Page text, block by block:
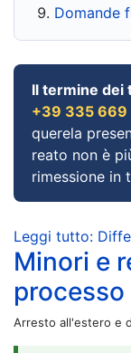
Domande
Il termine dei
+39 335
querela
reato non è
rimessione in
Leggi tutto:
Minori e
Arresto all'estero e